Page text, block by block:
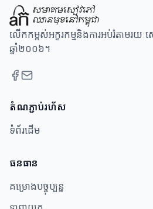
លើកកម្ពស់អក្ខរកម្មនិងការអប់រំតាមរយៈ
ឆ្នាំ២០០៦។
តំណភ្ជាប់រហ័ស
ទំព័រដើម
ធនធាន​
គម្រោងបច្ចុប្បន្ន